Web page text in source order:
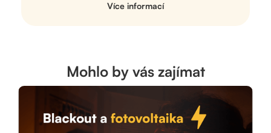
Více informací
Mohlo by vás zajímat